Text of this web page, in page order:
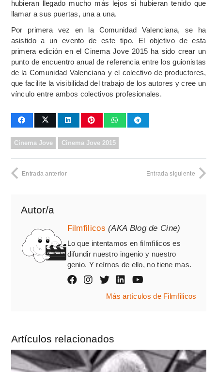
hubieran llegado mucho más lejos si hubieran tenido que
llamar a sus puertas, una a una.
Por primera vez en la Comunidad Valenciana, se ha
asistido a un evento de este tipo. El objetivo de esta
primera edición en el Cinema Jove 2015 ha sido crear un
punto de encuentro anual de referencia entre los guionistas
de la Comunidad Valenciana y el colectivo de productores,
que facilite la visibilidad del trabajo de los autores y cree un
vínculo entre ambos colectivos profesionales.
Cinema Jove Cinema Jove 2015
Entrada anterior Entrada siguiente
Autor/a
Filmfilicos (AKA Blog de Cine)
Lo que intentamos en filmfilicos es
difundir nuestro ingenio y nuestro
genio. Y reírnos de ello, no tiene mas.
Más artículos de Filmfilicos
Artículos relacionados